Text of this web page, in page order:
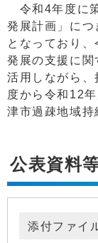
令和4年度に
発展計画」に
となっており
発展の支援に関
活用しながら
度から令和12
津市過疎地域持
公表資料
添付ファイ